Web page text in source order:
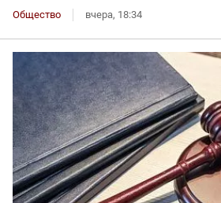
Общество вчера, 18:34